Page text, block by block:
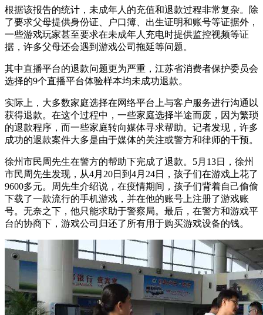
根据该报告的统计，未成年人的充值和退款过程非常复杂。除
了要求父母提供身份证、户口簿、出生证明和账号等证据外，
一些游戏玩家甚至要求在未成年人充电时提供监控视频等证
据，许多父母还会遇到游戏公司拖延等问题。
其中直播平台的退款问题更为严重，江苏省消费者保护委员会
选择的9个直播平台体验样本均未成功退款。
实际上，大多数家庭选择在网络平台上与客户服务进行沟通以
获得退款。在这个过程中，一些家庭选择半途而废，因为繁琐
的退款程序，而一些家庭转向媒体寻求帮助。记者发现，许多
成功的退款案件大多是由于媒体的关注或警方和律师的干预。
徐州市民周先生在警方的帮助下完成了退款。5月13日，徐州
市民周先生发现，从4月20日到4月24日，孩子们在游戏上花了
9600多元。周先生介绍说，在疫情期间，孩子们背着自己偷偷
下载了一款流行的手机游戏，并在他的账号上注册了游戏账
号。无奈之下，他只能求助于警察局。最后，在警方和游戏平
台的协商下，游戏公司归还了所有用于购买游戏设备的钱。